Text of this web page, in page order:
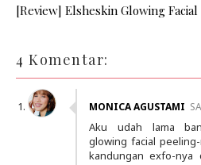
[Review] Elsheskin Glowing
4 Komentar:
MONICA AGUSTAMI
Aku udah lama
glowing facial
kandungan exfo-nya